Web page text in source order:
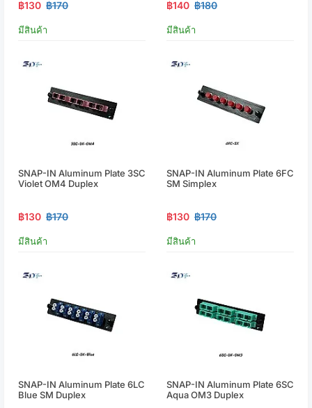
฿130 ฿170
มีสินค้า
฿140 ฿180
มีสินค้า
SNAP-IN Aluminum Plate 3SC
Violet OM4 Duplex
฿130 ฿170
มีสินค้า
SNAP-IN Aluminum Plate 6FC
SM Simplex
฿130 ฿170
มีสินค้า
SNAP-IN Aluminum Plate 6LC
Blue SM Duplex
SNAP-IN Aluminum Plate 6SC
Aqua OM3 Duplex